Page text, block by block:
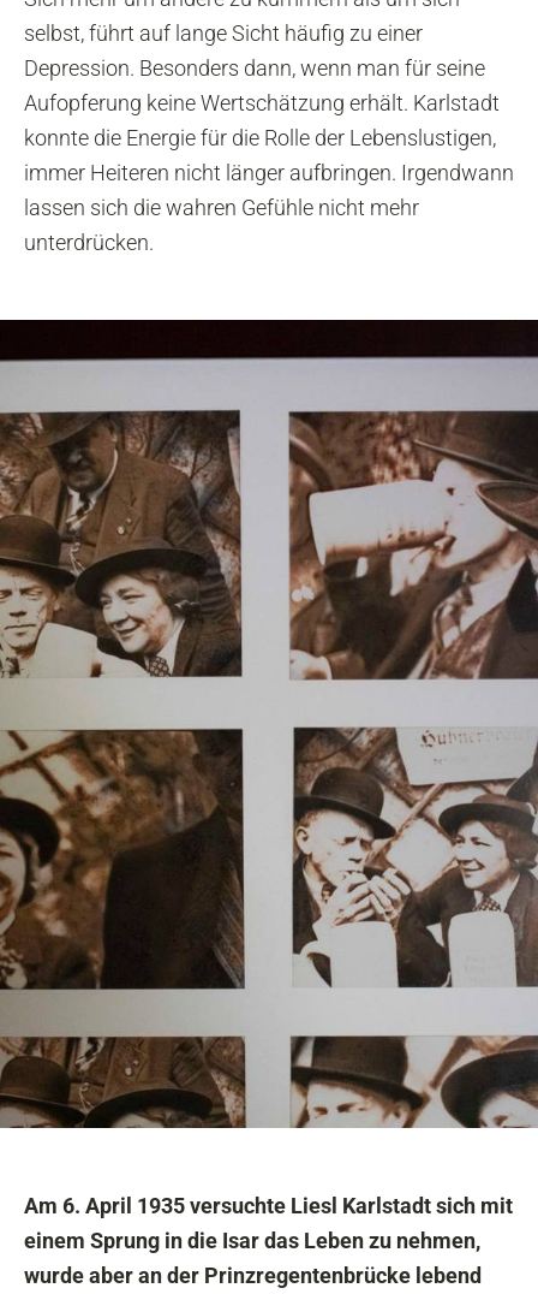
selbst, führt auf lange Sicht häufig zu einer
Depression. Besonders dann, wenn man für seine
Aufopferung keine Wertschätzung erhält. Karlstadt
konnte die Energie für die Rolle der Lebenslustigen,
immer Heiteren nicht länger aufbringen. Irgendwann
lassen sich die wahren Gefühle nicht mehr
unterdrücken.
Am 6. April 1935 versuchte Liesl Karlstadt sich mit
einem Sprung in die Isar das Leben zu nehmen,
wurde aber an der Prinzregentenbrücke lebend